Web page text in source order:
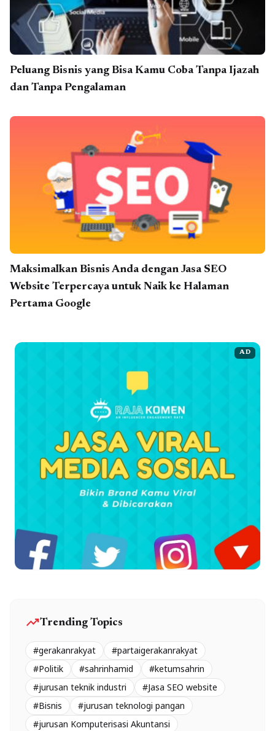
Peluang Bisnis yang Bisa Kamu Coba Tanpa Ijazah
dan Tanpa Pengalaman
Maksimalkan Bisnis Anda dengan Jasa SEO
Website Terpercaya untuk Naik ke Halaman
Pertama Google
AD
trending_upTrending Topics
#gerakanrakyat
#partaigerakanrakyat
#Politik
#sahrinhamid
#ketumsahrin
#jurusan teknik industri
#Jasa SEO website
#Bisnis
#jurusan teknologi pangan
#jurusan Komputerisasi Akuntansi